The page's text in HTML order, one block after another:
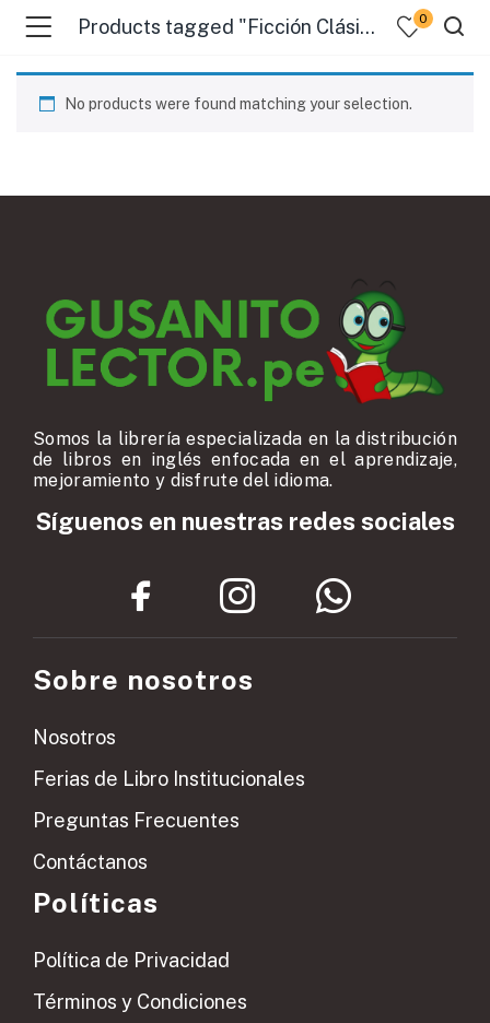
Products tagged "Ficción Clásica" 0
No products were found matching your selection.
Somos la librería especializada en la distribución
de libros en inglés enfocada en el aprendizaje,
mejoramiento y disfrute del idioma.
Síguenos en nuestras redes sociales
Sobre nosotros
Nosotros
Ferias de Libro Institucionales
Preguntas Frecuentes
Contáctanos
Políticas
Política de Privacidad
Términos y Condiciones